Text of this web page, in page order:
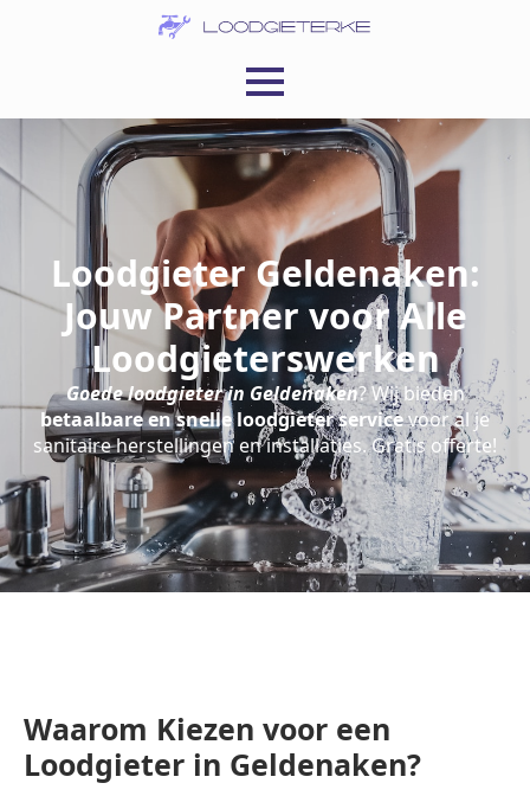
Loodgieter Geldenaken:
Jouw Partner voor Alle
Loodgieterswerken
Goede loodgieter in Geldenaken? Wij bieden
betaalbare en snelle loodgieter servicevoor al je
sanitaire herstellingen en installaties. Gratis offerte!
Waarom Kiezen voor een
Loodgieter in Geldenaken?